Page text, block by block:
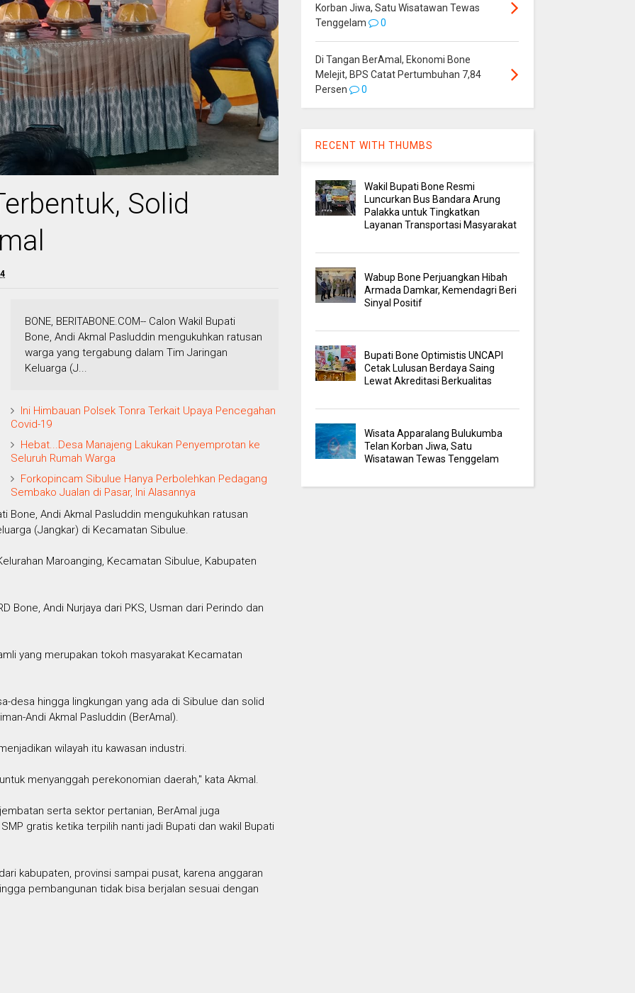
Solid
BONE, BERITABONE.COM-- Calon Wakil Bupati
Bone, Andi Akmal Pasluddin mengukuhkan ratusan
warga yang tergabung dalam Tim Jaringan
Keluarga (J...
Ini Himbauan Polsek Tonra Terkait Upaya Pencegahan
Covid-19
Hebat...Desa Manajeng Lakukan Penyemprotan ke
Seluruh Rumah Warga
Forkopincam Sibulue Hanya Perbolehkan Pedagang
Sembako Jualan di Pasar, Ini Alasannya
Bone, Andi Akmal Pasluddin mengukuhkan ratusan
(Jangkar) di Kecamatan Sibulue.
Maroanging, Kecamatan Sibulue, Kabupaten
Bone, Andi Nurjaya dari PKS, Usman dari Perindo dan
yang merupakan tokoh masyarakat Kecamatan
desa hingga lingkungan yang ada di Sibulue dan solid
Andi Akmal Pasluddin (BerAmal).
wilayah itu kawasan industri.
menyanggah perekonomian daerah," kata Akmal.
serta sektor pertanian, BerAmal juga
gratis ketika terpilih nanti jadi Bupati dan wakil Bupati
kabupaten, provinsi sampai pusat, karena anggaran
pembangunan tidak bisa berjalan sesuai dengan
Korban Jiwa, Satu Wisatawan Tewas
Tenggelam
0
Di Tangan BerAmal, Ekonomi Bone
Melejit, BPS Catat Pertumbuhan 7,84
Persen
0
RECENT WITH THUMBS
Wakil Bupati Bone Resmi
Luncurkan Bus Bandara Arung
Palakka untuk Tingkatkan
Layanan Transportasi Masyarakat
Wabup Bone Perjuangkan Hibah
Armada Damkar, Kemendagri Beri
Sinyal Positif
Bupati Bone Optimistis UNCAPI
Cetak Lulusan Berdaya Saing
Lewat Akreditasi Berkualitas
Wisata Apparalang Bulukumba
Telan Korban Jiwa, Satu
Wisatawan Tewas Tenggelam